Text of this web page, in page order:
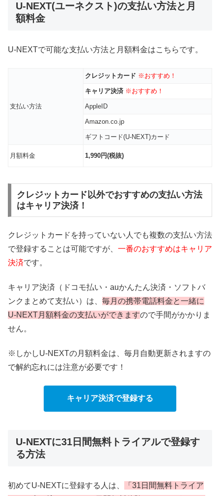
U-NEXT(ユーネクスト)の支払い方法と月
額料金
U-NEXTで可能な支払い方法と月額料金はこちらです。
支払い方法
クレジットカード ※おすすめ！
キャリア決済 ※おすすめ！
AppleID
Amazon.co.jp
ギフトコード(U-NEXT)カード
月額料金 1,990円(税抜)
クレジットカード以外でおすすめの支払い方法
はキャリア決済！
クレジットカードを持っていない人でも複数の支払い方法
で登録することは可能ですが、 一番のおすすめはキャリア
決済です。
キャリア決済（ドコモ払い・auかんたん決済・ソフトバ
ンクまとめて支払い）は、 毎月の携帯電話料金と一緒に
U-NEXT月額料金の支払いができますので手間がかかりま
せん。
※しかしU-NEXTの月額料金は、毎月自動更新されますの
で解約忘れには注意が必要です！
キャリア決済で登録する
U-NEXTに31日間無料トライアルで登録す
る方法
初めてU-NEXTに登録する人は、
「31日間無料トライア